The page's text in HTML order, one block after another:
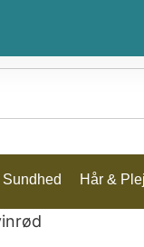
Sundhed Hår &